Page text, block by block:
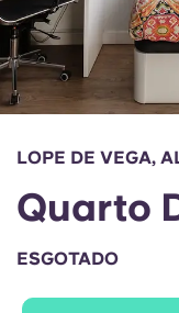
Conta
Selecione um
LOPE DE VEGA,
Quarto
ESGOTADO